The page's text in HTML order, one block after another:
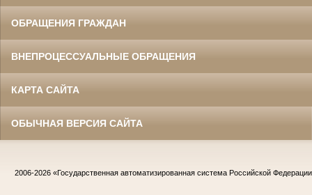
ОБРАЩЕНИЯ ГРАЖДАН
ВНЕПРОЦЕССУАЛЬНЫЕ ОБРАЩЕНИЯ
КАРТА САЙТА
ОБЫЧНАЯ ВЕРСИЯ САЙТА
2006-2026 «Государственная автоматизированная система Российской